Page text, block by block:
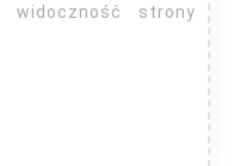
widoczność strony